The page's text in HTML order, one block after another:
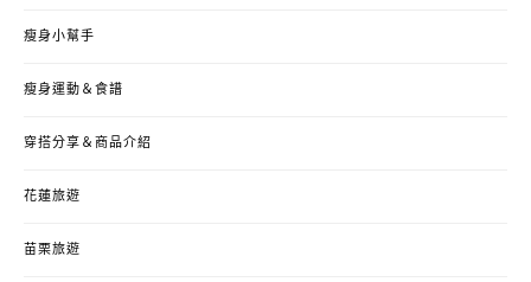
瘦身小幫手
瘦身運動＆食譜
穿搭分享＆商品介紹
花蓮旅遊
苗栗旅遊